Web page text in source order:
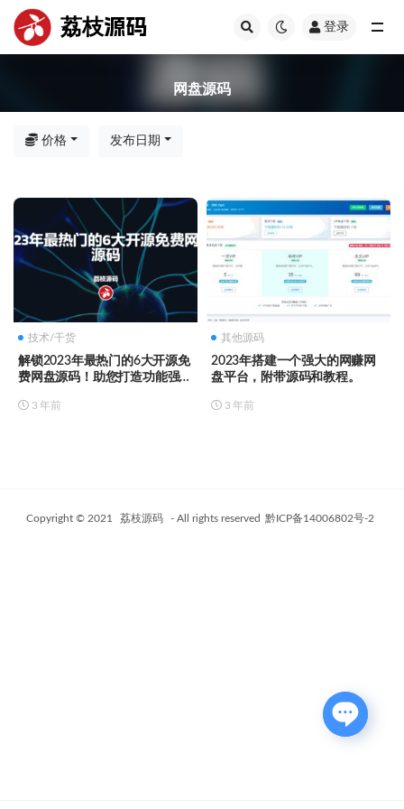
荔枝源码 登录
网盘源码
价格 发布日期
技术/干货
解锁2023年最热门的6大开源免
费网盘源码！助您打造功能强大
3 年前
其他源码
2023年搭建一个强大的网赚网
盘平台，附带源码和教程。
3 年前
Copyright © 2021 荔枝源码 - All rights reserved 黔ICP备14006802号-2